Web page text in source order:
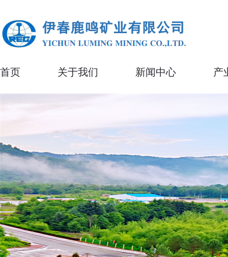
首页 关于我们 新闻中心 产